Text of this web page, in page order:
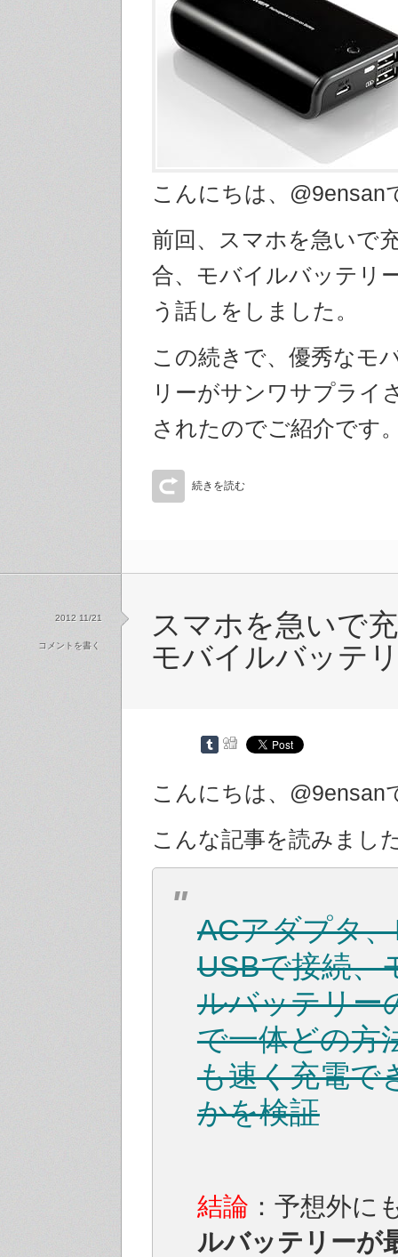
こんにちは、@9ensan
前回、スマホを急いで
合、モバイルバッテリ
う話しをしました。
この続きで、優秀なモ
リーがサンワサプライ
されたのでご紹介です
続きを読む
スマホを急いで
モバイルバッテ
こんにちは、@9ensan
こんな記事を読みまし
ACアダプタ
USBで接続、
ルバッテリー
で一体どの方
も速く充電で
かを検証
結論 ：予想外に
ルバッテリーが
2012 11/21
コメントを書く